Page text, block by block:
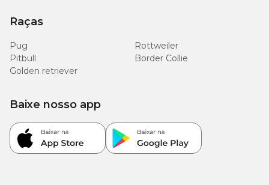
Raças
Pug
Rottweiler
Pitbull
Border Collie
Golden retriever
Baixe nosso app